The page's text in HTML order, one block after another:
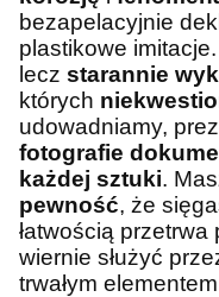
bezapelacyjnie
plastikowe
lecz starannie
których
udowadniamy,
fotografie
każdej sztuki.
pewność, że
łatwością
wiernie służyć
trwałym